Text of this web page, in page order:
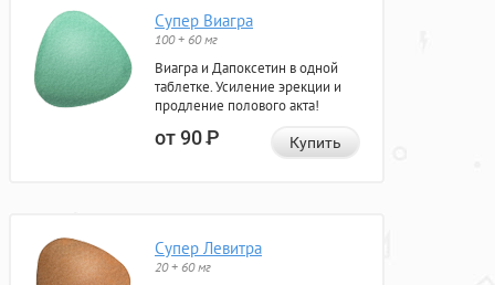
Супер Виагра
100 + 60 мг
Виагра и Дапоксетин в одной
таблетке. Усиление эрекции и
продление полового акта!
от 90Р Купить
Супер Левитра
20 + 60 мг